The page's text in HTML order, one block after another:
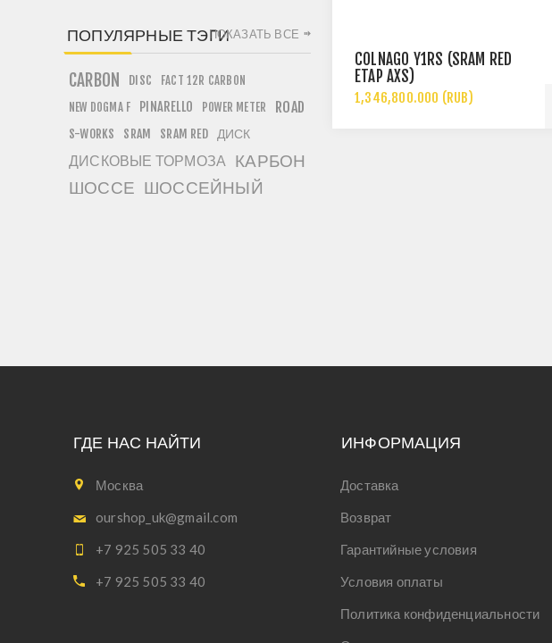
COLNAGO Y1RS (SRAM RED
ETAP AXS)
1,346,800.000 (RUB)
ПОПУЛЯРНЫЕ ТЭГИ
CARBON DISC
FACT 12R CARBON
NEW DOGMA F
PINARELLO POWER METER ROAD
S-WORKS SRAM SRAM RED ДИСК
ДИСКОВЫЕ ТОРМОЗА КАРБОН
ШОССЕ ШОССЕЙНЫЙ
ПОКАЗАТЬ ВСЕ
ГДЕ НАС НАЙТИ
Москва
ourshop_uk@gmail.com
+7 925 505 33 40
+7 925 505 33 40
ИНФОРМАЦИЯ
Доставка
Возврат
Гарантийные условия
Условия оплаты
Политика конфиденциальности